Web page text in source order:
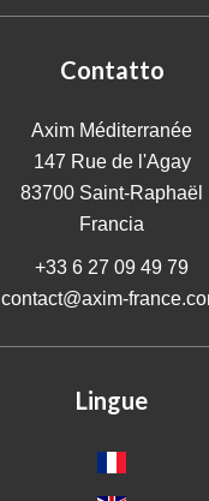
Contatto
Axim Méditerranée
147 Rue de l'Agay
83700 Saint-Raphaël
Francia
+33 6 27 09 49 79
contact@axim-
Lingue